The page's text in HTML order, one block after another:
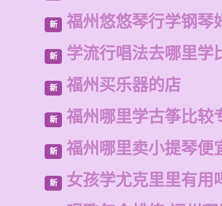
新 福州悠悠琴行学钢琴
新 学流行唱法去哪里学
新 福州买乐器的店
新 福州哪里学古筝比较
新 福州哪里卖小提琴便
新
女孩学尤克里里有用